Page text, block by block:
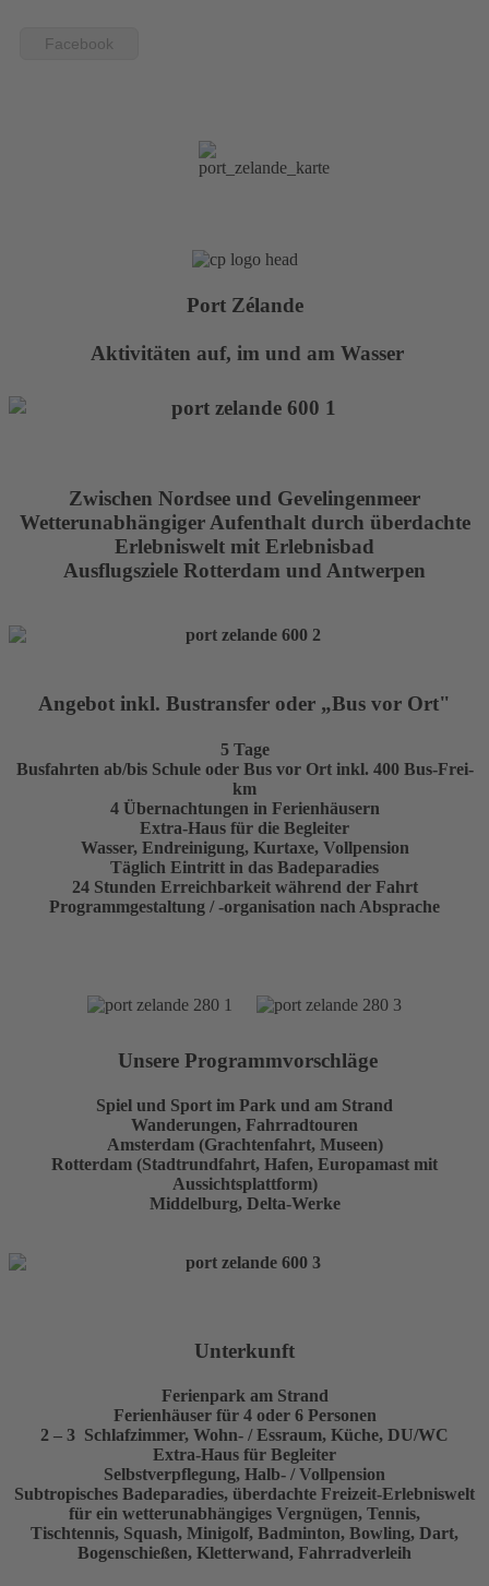
Facebook
Port Zélande
Aktivitäten auf, im und am Wasser
Zwischen Nordsee und Gevelingenmeer
Wetterunabhängiger Aufenthalt durch überdachte
Erlebniswelt mit Erlebnisbad
Ausflugsziele Rotterdam und Antwerpen
Angebot inkl. Bustransfer oder „Bus vor Ort"
5 Tage
Busfahrten ab/bis Schule oder Bus vor Ort inkl. 400 Bus-Frei-
km
4 Übernachtungen in Ferienhäusern
Extra-Haus für die Begleiter
Wasser, Endreinigung, Kurtaxe, Vollpension
Täglich Eintritt in das Badeparadies
24 Stunden Erreichbarkeit während der Fahrt
Programmgestaltung / -organisation nach Absprache
Unsere Programmvorschläge
Spiel und Sport im Park und am Strand
Wanderungen, Fahrradtouren
Amsterdam (Grachtenfahrt, Museen)
Rotterdam (Stadtrundfahrt, Hafen, Europamast mit
Aussichtsplattform)
Middelburg, Delta-Werke
Unterkunft
Ferienpark am Strand
Ferienhäuser für 4 oder 6 Personen
2 – 3 Schlafzimmer, Wohn- / Essraum, Küche, DU/WC
Extra-Haus für Begleiter
Selbstverpflegung, Halb- / Vollpension
Subtropisches Badeparadies, überdachte Freizeit-Erlebniswelt
für ein wetterunabhängiges Vergnügen, Tennis,
Tischtennis, Squash, Minigolf, Badminton, Bowling, Dart,
Bogenschießen, Kletterwand, Fahrradverleih